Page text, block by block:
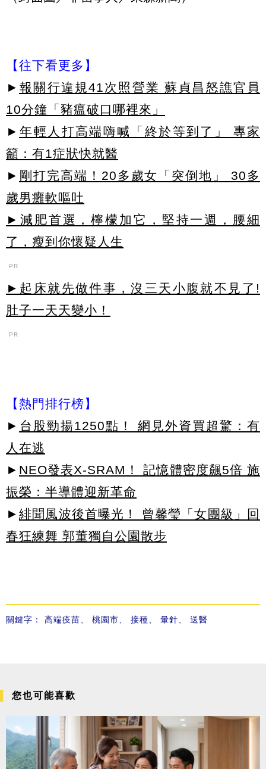
【往下看更多】
► 報關行違規41次照營業 蘇貞昌怒譙官員
10分鐘「豬瘟破口哪裡來」
► 年輕人打高端嗨喊「終於等到了」 專家
籲：有1症狀快就醫
► 剛打完高端！20多歲女「突倒地」 30多
歲男癱軟嘔吐
►減肥首選，檸檬加它，堅持一週，腰細
了，瘦到你懷疑人生
PR
►起床就先做件事，沒三天小腹就不見了!
肚子一天天變小！
PR
【熱門排行榜】
► 台股勁揚1250點！ 網見外資買超驚：有
人在逃
► NEO發表X-SRAM！ 記憶體密度飆5倍 施
振榮：半導體迎新革命
► 緋聞風波後首曝光！ 曾馨瑩「女團級」回
春狂練舞 郭董獨自公園散步
關鍵字： 高端疫苗 桃園市 接種 暈針 送醫
您也可能喜歡